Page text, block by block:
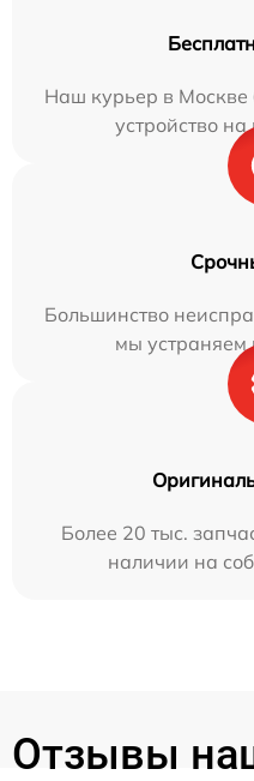
Наш курьер в Москве
устройство
Большинство
мы устраняем
Более 20 тыс.
наличии на
Отзывы